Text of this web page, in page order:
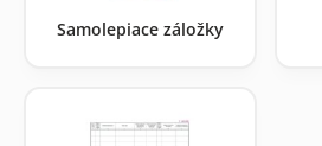
Samolepiace záložky